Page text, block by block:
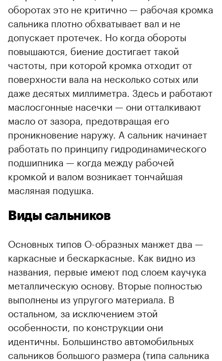
оборотах это не критично — рабочая кромка
сальника плотно обхватывает вал и не
допускает протечек. Но когда обороты
повышаются, биение достигает такой
частоты, при которой кромка отходит от
поверхности вала на несколько сотых или
даже десятых миллиметра. Здесь и работают
маслосгонные насечки — они отталкивают
масло от зазора, предотвращая его
проникновение наружу. А сальник начинает
работать по принципу гидродинамического
подшипника — когда между рабочей
кромкой и валом возникает тончайшая
масляная подушка.
Виды сальников
Основных типов О-образных манжет два —
каркасные и бескаркасные. Как видно из
названия, первые имеют под слоем каучука
металлическую основу. Вторые полностью
выполнены из упругого материала. В
остальном, за исключением этой
особенности, по конструкции они
идентичны. Большинство автомобильных
сальников большого размера (типа сальника